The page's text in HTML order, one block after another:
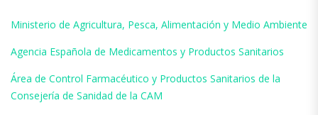
Ministerio de Agricultura, Pesca, Alimentación y Medio Ambiente
Agencia Española de Medicamentos y Productos Sanitarios
Área de Control Farmacéutico y Productos Sanitarios de la
Consejería de Sanidad de la CAM